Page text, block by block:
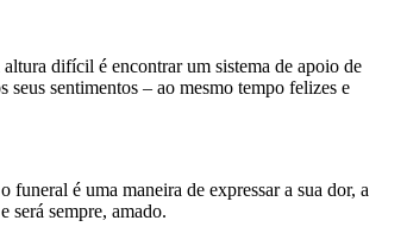
difícil é encontrar um sistema de apoio de
seus sentimentos – ao mesmo tempo felizes e
é uma maneira de expressar a sua dor, a
será sempre, amado.